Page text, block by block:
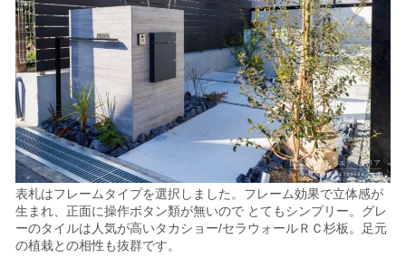
表札はフレームタイプを選択しました。 フレーム効果で立体感が
生まれ、正面に操作ボタン類が無いので とてもシンプリー。グレ
ーのタイルは人気が高いタカショー/セラウォールＲＣ杉板。足元
の植栽との相性も抜群です。